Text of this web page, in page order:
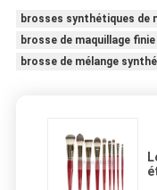
brosses synthétiques de
brosse de maquillage
brosse de mélange